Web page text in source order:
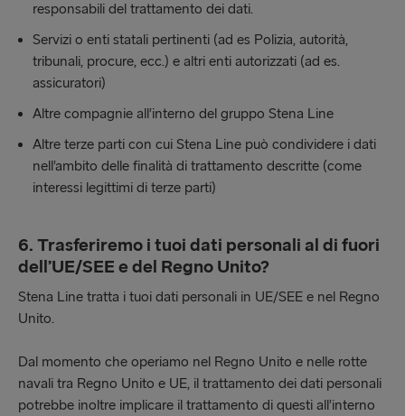
responsabili del trattamento dei dati.
Servizi o enti statali pertinenti (ad es Polizia, autorità,
tribunali, procure, ecc.) e altri enti autorizzati (ad es.
assicuratori)
Altre compagnie all’interno del gruppo Stena Line
Altre terze parti con cui Stena Line può condividere i dati
nell’ambito delle finalità di trattamento descritte (come
interessi legittimi di terze parti)
6. Trasferiremo i tuoi dati personali al di fuori
dell’UE/SEE e del Regno Unito?
Stena Line tratta i tuoi dati personali in UE/SEE e nel Regno
Unito.
Dal momento che operiamo nel Regno Unito e nelle rotte
navali tra Regno Unito e UE, il trattamento dei dati personali
potrebbe inoltre implicare il trattamento di questi all’interno